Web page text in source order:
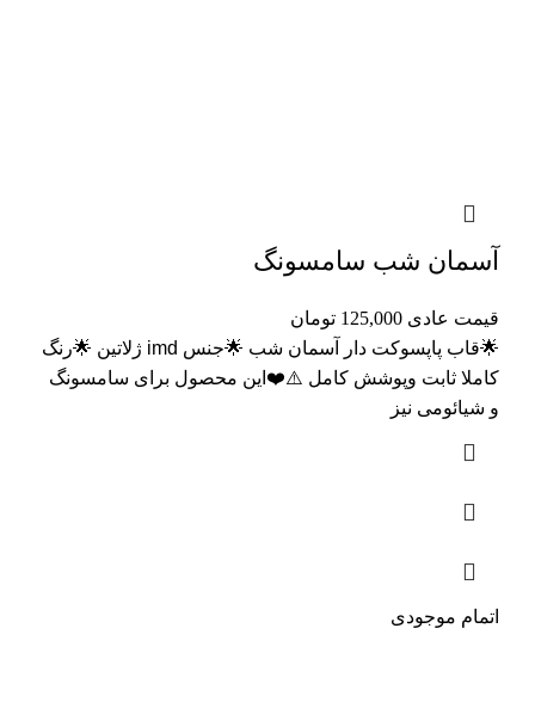
آسمان شب سامسونگ
قیمت عادی 125,000 تومان
🌟قاب پاپسوکت دار آسمان شب 🌟جنس imd ژلاتین 🌟رنگ
کاملا ثابت وپوشش کامل ⚠️❤️این محصول برای سامسونگ
و شیائومی نیز
اتمام موجودی